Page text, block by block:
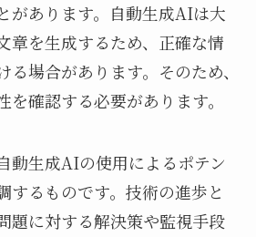
があります。自動生成AIは大
章を生成するため、正確な情
場合があります。そのため、
確認する必要があります。
動生成AIの使用によるポテン
するものです。技術の進歩と
題に対する解決策や監視手段